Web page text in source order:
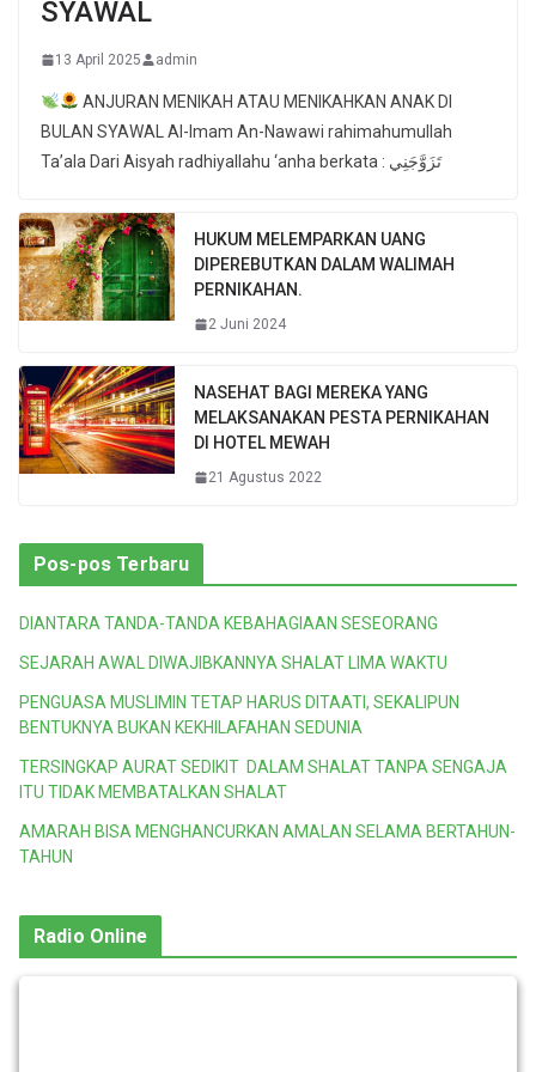
SYAWAL
13 April 2025 admin
ANJURAN MENIKAH ATAU MENIKAHKAN ANAK DI
BULAN SYAWAL Al-Imam An-Nawawi rahimahumullah
Ta’ala Dari Aisyah radhiyallahu ‘anha berkata : تَزَوَّجَنِي
HUKUM MELEMPARKAN UANG
DIPEREBUTKAN DALAM WALIMAH
PERNIKAHAN.
2 Juni 2024
NASEHAT BAGI MEREKA YANG
MELAKSANAKAN PESTA PERNIKAHAN
DI HOTEL MEWAH
21 Agustus 2022
Pos-pos Terbaru
DIANTARA TANDA-TANDA KEBAHAGIAAN SESEORANG
SEJARAH AWAL DIWAJIBKANNYA SHALAT LIMA WAKTU
PENGUASA MUSLIMIN TETAP HARUS DITAATI, SEKALIPUN
BENTUKNYA BUKAN KEKHILAFAHAN SEDUNIA
TERSINGKAP AURAT SEDIKIT DALAM SHALAT TANPA SENGAJA
ITU TIDAK MEMBATALKAN SHALAT
AMARAH BISA MENGHANCURKAN AMALAN SELAMA BERTAHUN-
TAHUN
Radio Online